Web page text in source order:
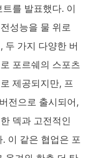
를 발표했다. 이
성능을 물 위로
두 가지 다양한 버
포르쉐의 스포츠
제공되지만, 프
전으로 출시되어,
덱과 고전적인
이 같은 협업은 포